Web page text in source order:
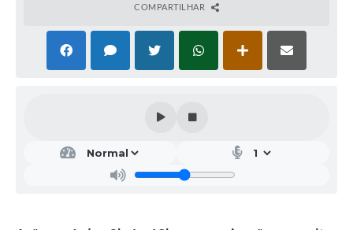
COMPARTILHAR